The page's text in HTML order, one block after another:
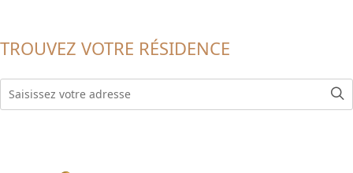
TROUVEZ VOTRE RÉSIDENCE